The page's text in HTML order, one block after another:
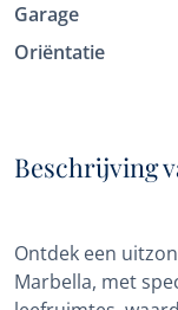
Garage
Oriëntatie
Beschrijving
Ontdek een
Marbella, met